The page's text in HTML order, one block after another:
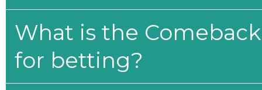
What is the
for betting?